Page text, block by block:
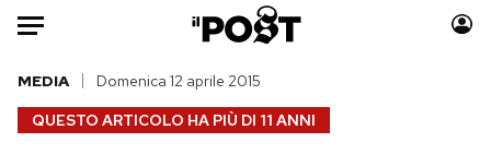
Auto
HOME
QUESTO ARTICOLO HA PIÙ DI 11 ANNI
MEDIA Domenica 12 aprile 2015